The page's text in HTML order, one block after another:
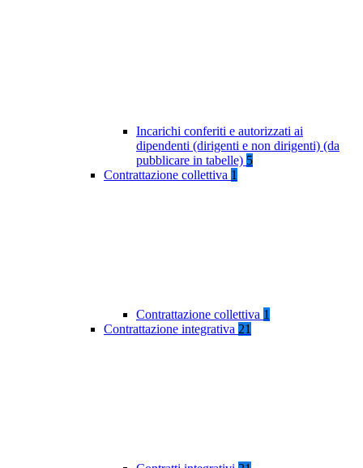
Incarichi conferiti e autorizzati ai
dipendenti (dirigenti e non dirigenti) (da
pubblicare in tabelle) 5
Contrattazione collettiva 1
Contrattazione collettiva 1
Contrattazione integrativa 21